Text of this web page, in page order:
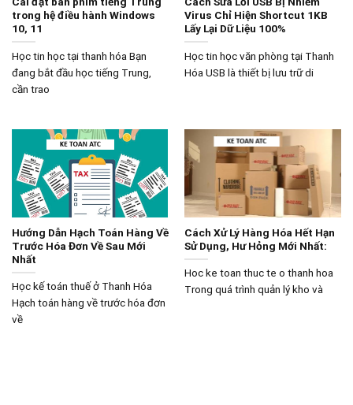
trong hệ điều hành Windows
10, 11
Học tin học tại thanh hóa Bạn
đang bắt đầu học tiếng Trung,
cần trao
Virus Chỉ Hiện Shortcut 1KB
Lấy Lại Dữ Liệu 100%
Học tin học văn phòng tại Thanh
Hóa USB là thiết bị lưu trữ di
Hướng Dẫn Hạch Toán Hàng Về
Trước Hóa Đơn Về Sau Mới
Nhất
Học kế toán thuế ở Thanh Hóa
Hạch toán hàng về trước hóa đơn
về
Cách Xử Lý Hàng Hóa Hết Hạn
Sử Dụng, Hư Hỏng Mới Nhất:
Hoc ke toan thuc te o thanh hoa
Trong quá trình quản lý kho và